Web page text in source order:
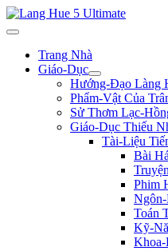
Trang Nhà
Giáo-Dục
Hướng-Đạo Làng
Phẩm-Vật Của
Sử Thơm Lạc-
Giáo-Dục Thiếu
Tài-Liệu
Bài
Phim
Toán
Kỹ-
Khoa-